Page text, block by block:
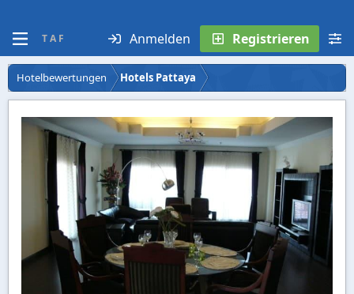
T A F Anmelden Registrieren
Hotelbewertungen Hotels Pattaya